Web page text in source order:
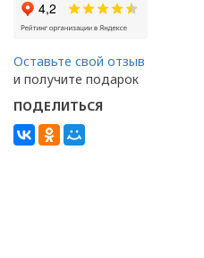
Оставьте свой отзыв
и получите подарок
ПОДЕЛИТЬСЯ